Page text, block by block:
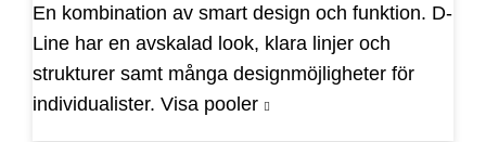
En kombination av smart design och funktion. D-
Line har en avskalad look, klara linjer och
strukturer samt många designmöjligheter för
individualister. Visa pooler